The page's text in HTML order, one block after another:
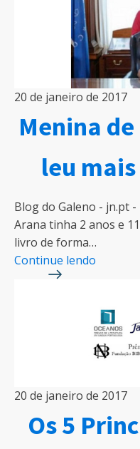
20 de janeiro de 2017
Menina
leu
Blog do Galeno - jn.pt
Arana tinha 2 anos e
livro de forma…
Continue lendo
20 de janeiro de 2017
Os 5